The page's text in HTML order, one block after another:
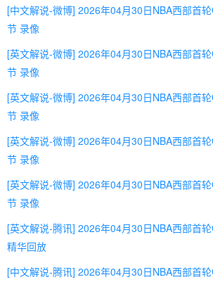
[中文解说-微博] 2026年04月30日NBA西部首
节 录像
[英文解说-微博] 2026年04月30日NBA西部首
节 录像
[英文解说-微博] 2026年04月30日NBA西部首
节 录像
[英文解说-微博] 2026年04月30日NBA西部首
节 录像
[英文解说-微博] 2026年04月30日NBA西部首
节 录像
[英文解说-腾讯] 2026年04月30日NBA西部首
精华回放
[中文解说-腾讯] 2026年04月30日NBA西部首